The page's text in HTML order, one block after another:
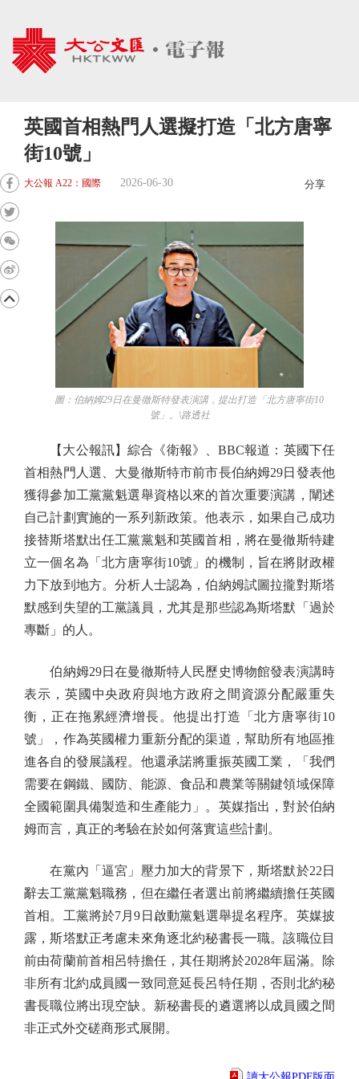
英國首相熱門人選擬打造「北方唐寧
街10號」
大公報 A22：國際 2026-06-30 分享
圖：伯納姆29日在曼徹斯特發表演講，提出打造「北方唐寧街10
號」。\路透社
【大公報訊】綜合《衛報》、BBC報道：英國下任
首相熱門人選、大曼徹斯特市前市長伯納姆29日發表他
獲得參加工黨黨魁選舉資格以來的首次重要演講，闡述
自己計劃實施的一系列新政策。他表示，如果自己成功
接替斯塔默出任工黨黨魁和英國首相，將在曼徹斯特建
立一個名為「北方唐寧街10號」的機制，旨在將財政權
力下放到地方。分析人士認為，伯納姆試圖拉攏對斯塔
默感到失望的工黨議員，尤其是那些認為斯塔默「過於
專斷」的人。
伯納姆29日在曼徹斯特人民歷史博物館發表演講時
表示，英國中央政府與地方政府之間資源分配嚴重失
衡，正在拖累經濟增長。他提出打造「北方唐寧街10
號」，作為英國權力重新分配的渠道，幫助所有地區推
進各自的發展議程。他還承諾將重振英國工業，「我們
需要在鋼鐵、國防、能源、食品和農業等關鍵領域保障
全國範圍具備製造和生產能力」。英媒指出，對於伯納
姆而言，真正的考驗在於如何落實這些計劃。
在黨內「逼宮」壓力加大的背景下，斯塔默於22日
辭去工黨黨魁職務，但在繼任者選出前將繼續擔任英國
首相。工黨將於7月9日啟動黨魁選舉提名程序。英媒披
露，斯塔默正考慮未來角逐北約秘書長一職。該職位目
前由荷蘭前首相呂特擔任，其任期將於2028年屆滿。除
非所有北約成員國一致同意延長呂特任期，否則北約秘
書長職位將出現空缺。新秘書長的遴選將以成員國之間
非正式外交磋商形式展開。